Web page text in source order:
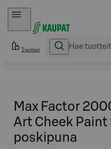
Hyppää sisältöön
Tuotteet
Max Factor
Art Cheek Paint
poskipuna